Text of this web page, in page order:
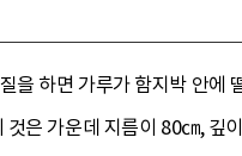
하면 가루가 함지박 안에
은 가운데 지름이 80㎝, 깊